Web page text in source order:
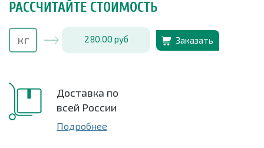
РАССЧИТАЙТЕ СТОИМОСТЬ
280.00 руб Заказать
Доставка по
всей России
Подробнее